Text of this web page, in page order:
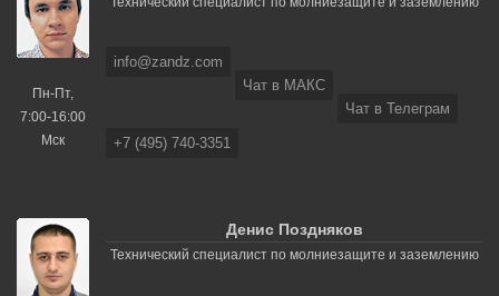
Пн-Пт,
7:00-16:00
Мск
info@zandz.com
Чат в МАКС
Чат в Телеграм
+7 (495) 740-3351
Денис Поздняков
Технический специалист по молниезащите и заземлению